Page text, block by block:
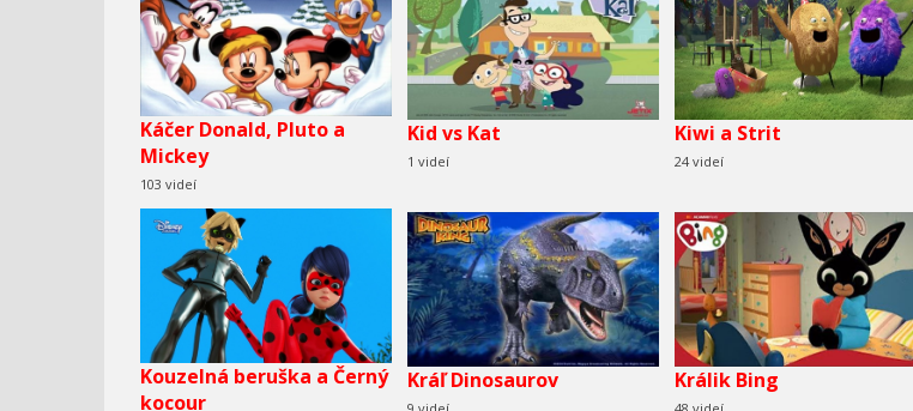
Káčer Donald, Pluto a
Mickey
103 videí
Kid vs Kat
1 videí
Kiwi a Strit
24 videí
Kouzelná beruška a Černý
kocour
Kráľ Dinosaurov Králik Bing